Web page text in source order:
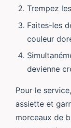
Trempez
Faites-les
couleur
devienne
Pour le
assiette et
morceaux de